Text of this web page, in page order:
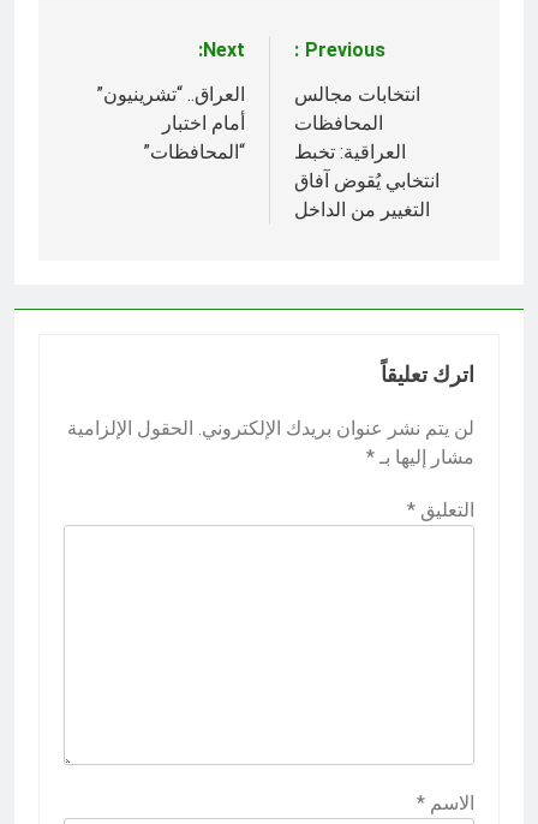
المقالات
Previous:
انتخابات مجالس
المحافظات
العراقية: تخبط
انتخابي يُقوض آفاق
التغيير من الداخل
Next:
العراق.. “تشرينيون”
أمام اختبار
“المحافظات”
اترك تعليقاً
لن يتم نشر عنوان بريدك الإلكتروني. الحقول الإلزامية
مشار إليها بـ *
التعليق *
الاسم *